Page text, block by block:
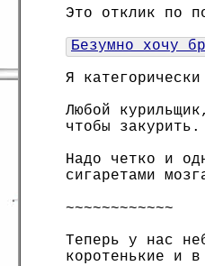
Это отклик по
Безумно хочу
Я
Любой
чтобы
Надо четко и
сигаретами
~~~~~~~~~~~~
Теперь у нас
коротенькие и